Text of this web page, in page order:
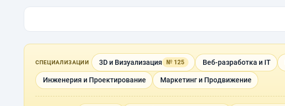
СПЕЦИАЛИЗАЦИИ 3D и Визуализация № 125 Веб-разработка и IT
Инженерия и Проектирование Маркетинг и Продвижение